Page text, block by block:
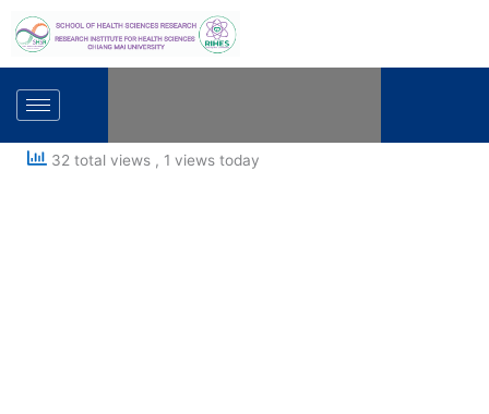
32 total views , 1 views today